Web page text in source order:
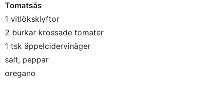
Tomatsås
1 vitlöksklyftor
2 burkar krossade tomater
1 tsk äppelcidervinäger
salt, peppar
oregano